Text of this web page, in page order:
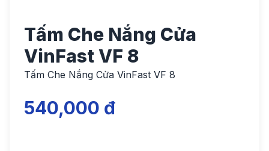
Tấm Che Nắng Cửa
VinFast VF 8
Tấm Che Nắng Cửa VinFast VF 8
540,000 đ